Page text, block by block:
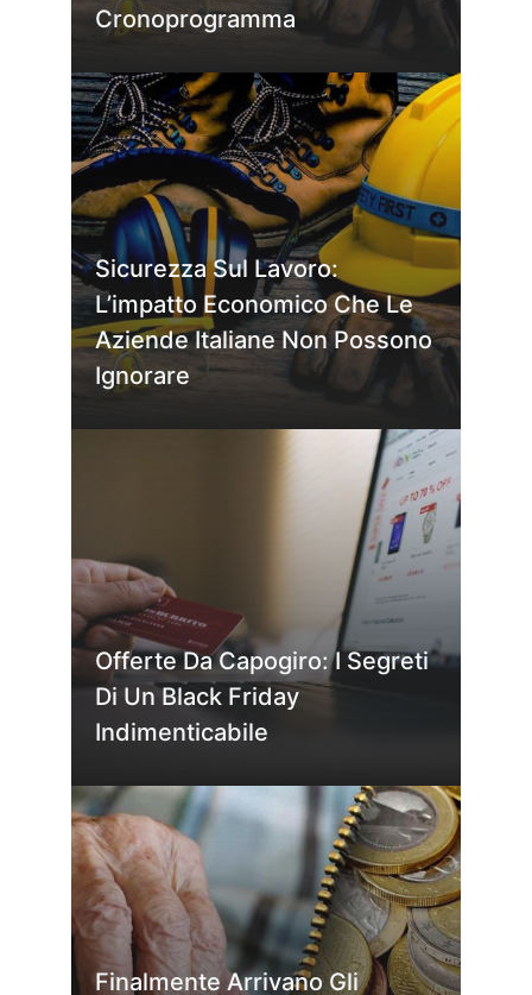
Cronoprogramma
Sicurezza Sul Lavoro:
L’impatto Economico Che Le
Aziende Italiane Non Possono
Ignorare
Offerte Da Capogiro: I Segreti
Di Un Black Friday
Indimenticabile
Finalmente Arrivano Gli